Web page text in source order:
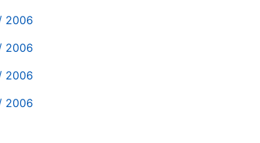
2006
2006
2006
2006